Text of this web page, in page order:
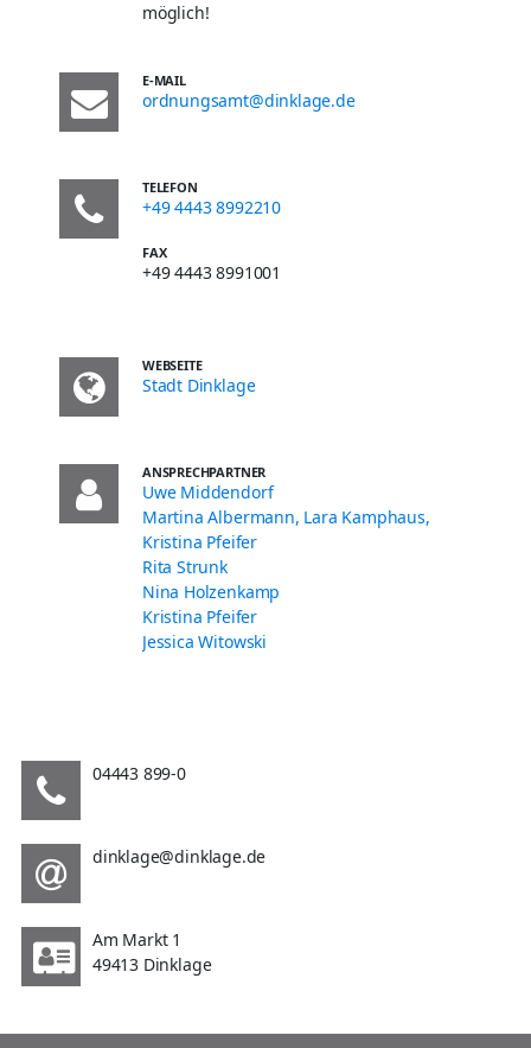
möglich!
E-MAIL
ordnungsamt@dinklage.de
TELEFON
+49 4443 8992210
FAX
+49 4443 8991001
WEBSEITE
Stadt Dinklage
ANSPRECHPARTNER
Uwe Middendorf
Martina Albermann, Lara Kamphaus,
Kristina Pfeifer
Rita Strunk
Nina Holzenkamp
Kristina Pfeifer
Jessica Witowski
04443 899-0
dinklage@dinklage.de
Am Markt 1
49413 Dinklage